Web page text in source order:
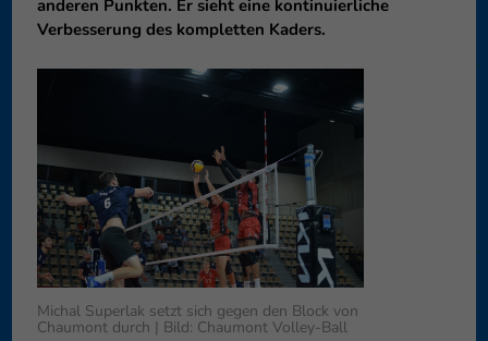
anderen Punkten. Er sieht eine kontinuierliche
Verbesserung des kompletten Kaders.
Michal Superlak setzt sich gegen den Block von
Chaumont durch | Bild: Chaumont Volley-Ball
können Ihre Einwilligung zu ganzen Kategorien geben oder sich
weitere Informationen anzeigen lassen und so nur bestimmte
Nur essenzielle Cookies akzeptieren
Datenschutzeinstellungen
Essenziell (1)
Essenzielle Cookies ermöglichen grundlegende Funktionen und sind für
die einwandfreie Funktion der Website erforderlich.
Cookie-Informationen anzeigen
Externe Medien (6)